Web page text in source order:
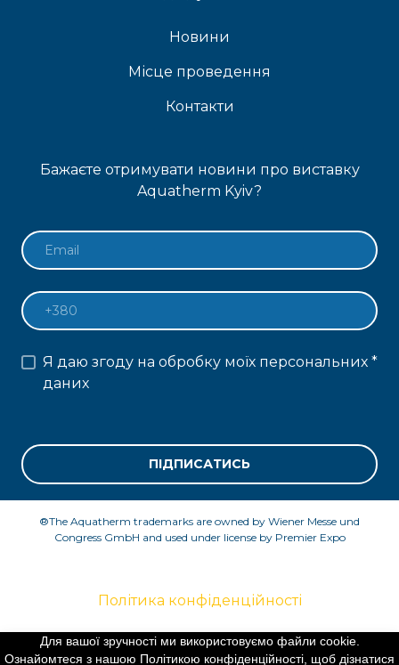
Новини
Місце проведення
Контакти
Бажаєте отримувати новини про виставку
Aquatherm Kyiv?
Я даю згоду на обробку моїх персональних
даних
*
ПІДПИСАТИСЬ
®The Aquatherm trademarks are owned by Wiener Messe und
Congress GmbH and used under license by Premier Expo
Політика конфіденційності
Для вашої зручності ми використовуємо файли cookie.
Ознайомтеся з нашою Політикою конфіденційності, щоб дізнатися